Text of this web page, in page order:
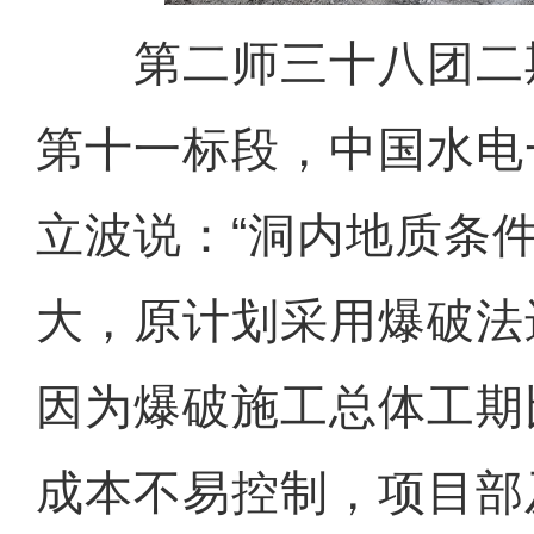
第二师三十八团二
第十一标段，中国水
立波说：“洞内地质条
大，原计划采用爆破
因为爆破施工总体工
成本不易控制，项目